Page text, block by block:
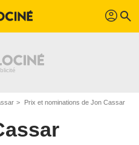
profil search
Prix et nominations de Jon Cassar